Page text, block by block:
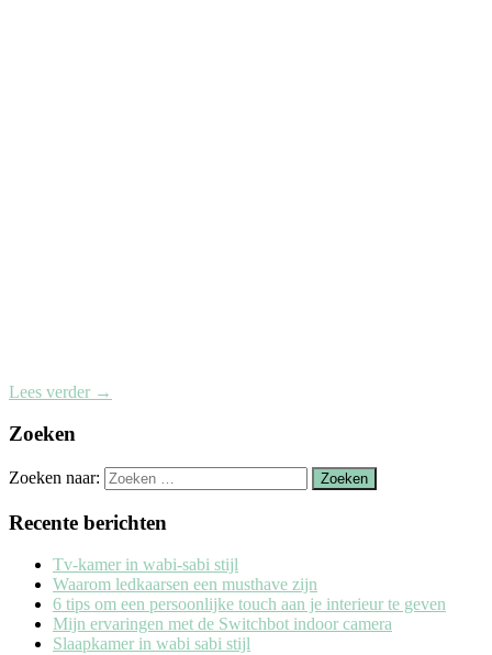
Lees verder →
Zoeken
Zoeken naar:
Recente berichten
Tv-kamer in wabi-sabi stijl
Waarom ledkaarsen een musthave zijn
6 tips om een persoonlijke touch aan je interieur te geven
Mijn ervaringen met de Switchbot indoor camera
Slaapkamer in wabi sabi stijl